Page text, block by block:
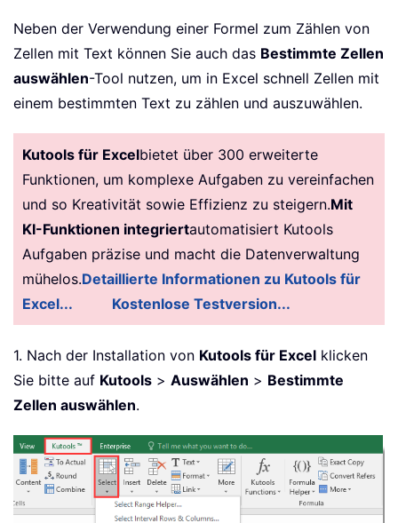
Neben der Verwendung einer Formel zum Zählen von
Zellen mit Text können Sie auch das Bestimmte Zellen
auswählen-Tool nutzen, um in Excel schnell Zellen mit
einem bestimmten Text zu zählen und auszuwählen.
Kutools für Excelbietet über 300 erweiterte
Funktionen, um komplexe Aufgaben zu vereinfachen
und so Kreativität sowie Effizienz zu steigern.Mit
KI-Funktionen integriertautomatisiert Kutools
Aufgaben präzise und macht die Datenverwaltung
mühelos.Detaillierte Informationen zu Kutools für
Excel...
Kostenlose Testversion...
1. Nach der Installation von Kutools für Excel klicken
Sie bitte auf Kutools > Auswählen > Bestimmte
Zellen auswählen.